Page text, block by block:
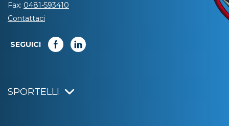
Fax: 0481-593410
Contattaci
SEGUICI
SPORTELLI